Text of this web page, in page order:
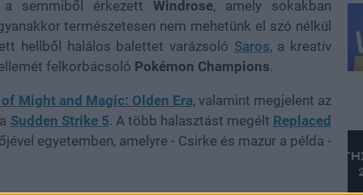
semmiből érkezett Windrose, amely sokakban
természetesen nem mehetünk el szó nélkül
hellből halálos balettet varázsoló Saros, a kreatív
felkorbácsoló Pokémon Champions.
Might and Magic: Olden Era, valamint megjelent az
Sudden Strike 5. A több halasztást megélt Replaced
egyetemben, amelyre - Csirke és mazur a példa -